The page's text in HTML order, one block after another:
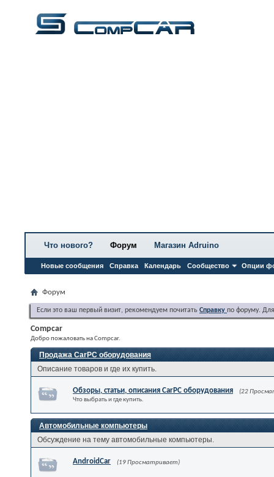
Что нового? Форум
Новые сообщения Справка Календарь Сообщество Опции
Магазин Adruino
Форум
Если это ваш первый визит, рекомендуем почитать Справку по форуму.
Compcar
Добро пожаловать на Compcar.
Продажа CarPC оборудования
Описание товаров и где их купить.
Обзоры, статьи, описания CarPC оборудования
(22
Что выбрать и где купить.
Автомобильные компьютеры
Обсуждение на тему автомобильные компьютеры.
AndroidCar (19 Просматривает)